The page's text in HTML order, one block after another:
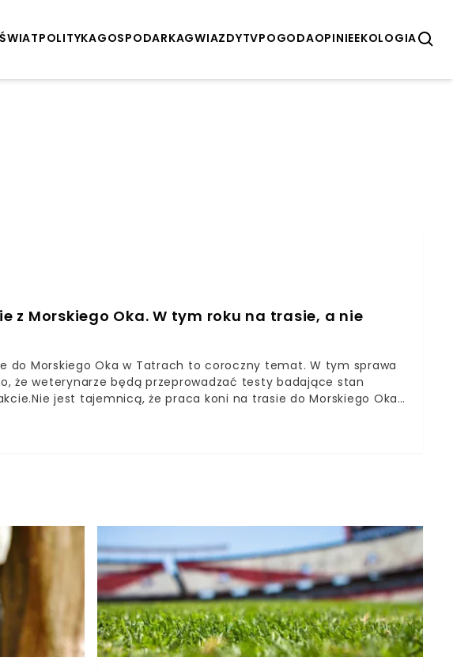
ŚWIATPOLITYKAGOSPODARKAGWIAZDYTVPOGODAOPINIEEKOLOGIA
z Morskiego Oka. W tym roku na trasie, a nie
do Morskiego Oka w Tatrach to coroczny temat. W tym sprawa
że weterynarze będą przeprowadzać testy badające stan
jest tajemnicą, że praca koni na trasie do Morskiego Oka